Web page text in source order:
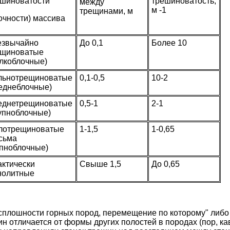
массива
между
трещинами, м
м -1
До 0,1 Более 10
0,1-0,5 10-2
0,5-1 2-1
1-1,5 1-0,65
Свыше 1,5 До 0,65
горных пород, перемещение по которому" либо
отличается от формы других полостей в породах (пор,